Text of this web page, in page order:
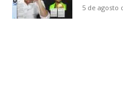
5 de agosto